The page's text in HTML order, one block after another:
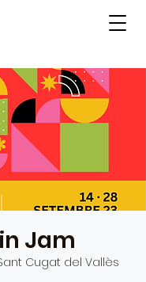
Jam
Cugat del Vallès